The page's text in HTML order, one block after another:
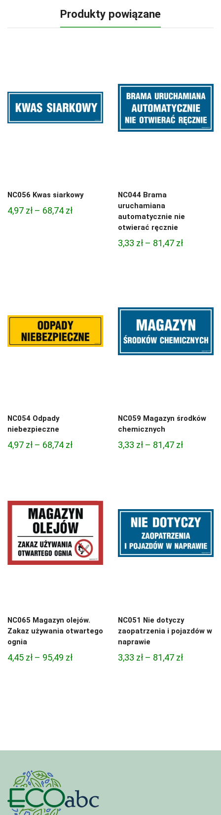
Produkty powiązane
NC056 Kwas siarkowy
4,97 zł – 68,74 złZakres
NC044 Brama
uruchamiana
automatycznie nie
otwierać ręcznie
3,33 zł – 81,47 złZakres
81,47 zł
NC054 Odpady
niebezpieczne
4,97 zł – 68,74 złZakres
68,74 zł
NC059 Magazyn środków
chemicznych
3,33 zł – 81,47 złZakres
81,47 zł
NC065 Magazyn olejów.
Zakaz używania otwartego
ognia
4,45 zł – 95,49 złZakres
NC051 Nie dotyczy
zaopatrzenia i pojazdów w
naprawie
3,33 zł – 81,47 złZakres